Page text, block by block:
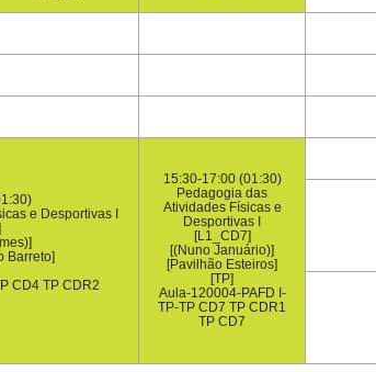
e Desportivas I
Barreto]
CD4 TP CDR2
15:30-17:00 (01:30)
Pedagogia das
Atividades Físicas e
Desportivas I
[L1_CD7]
[(Nuno Januário)]
[Pavilhão Esteiros]
[TP]
Aula-120004-PAFD I-
TP-TP CD7 TP CDR1
TP CD7